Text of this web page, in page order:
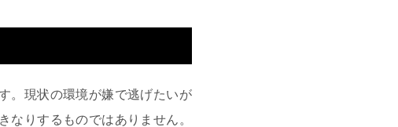
。現状の環境が嫌で逃げたいが
なりするものではありません。